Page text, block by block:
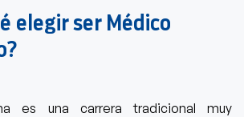
elegir ser Médico
es una carrera tradicional muy